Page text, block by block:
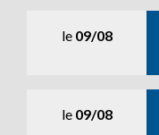
le 09/08
le 09/08